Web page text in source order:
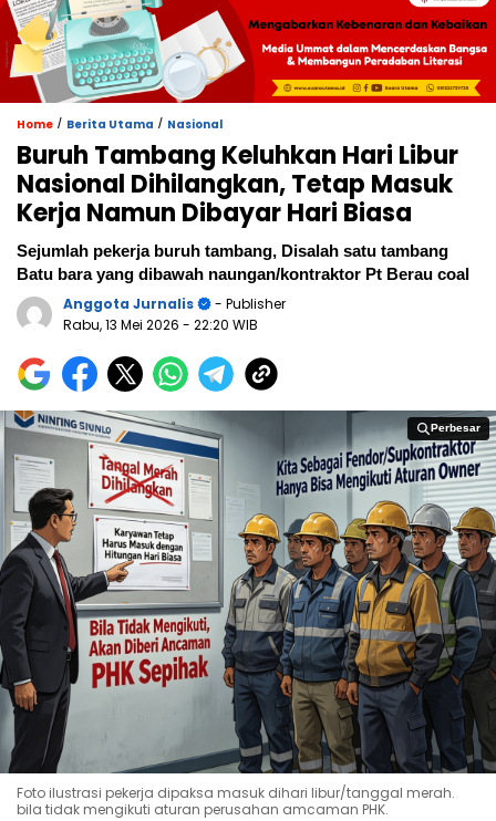
Home / Berita Utama / Nasional
Buruh Tambang Keluhkan Hari Libur
Nasional Dihilangkan, Tetap Masuk
Kerja Namun Dibayar Hari Biasa
Sejumlah pekerja buruh tambang, Disalah satu tambang
Batu bara yang dibawah naungan/kontraktor Pt Berau coal
Anggota Jurnalis
- Publisher
Rabu, 13 Mei 2026 - 22:20 WIB
Perbesar
Perbesar
Foto ilustrasi pekerja dipaksa masuk dihari libur/tanggal merah.
bila tidak mengikuti aturan perusahan amcaman PHK.